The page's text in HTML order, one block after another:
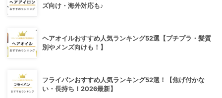
ズ向け・海外対応も♪
ヘアオイルおすすめ人気ランキング52選【プチプラ・髪質
別やメンズ向けも！】
フライパンおすすめ人気ランキング52選！【焦げ付かな
い・長持ち！2026最新】